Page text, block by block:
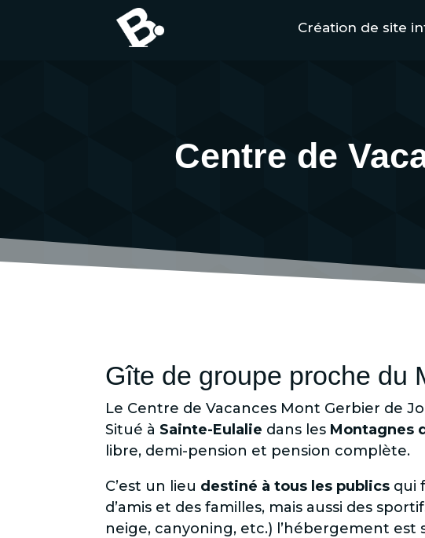
Création de site
Centre de
Gîte de groupe proche du
Le Centre de Vacances Mont Gerbier de
Situé à Sainte-Eulalie dans les Montagnes
libre, demi-pension et pension complète.
C’est un lieu destiné à tous les publics qui
d’amis et des familles, mais aussi des
neige, canyoning, etc.) l’hébergement est